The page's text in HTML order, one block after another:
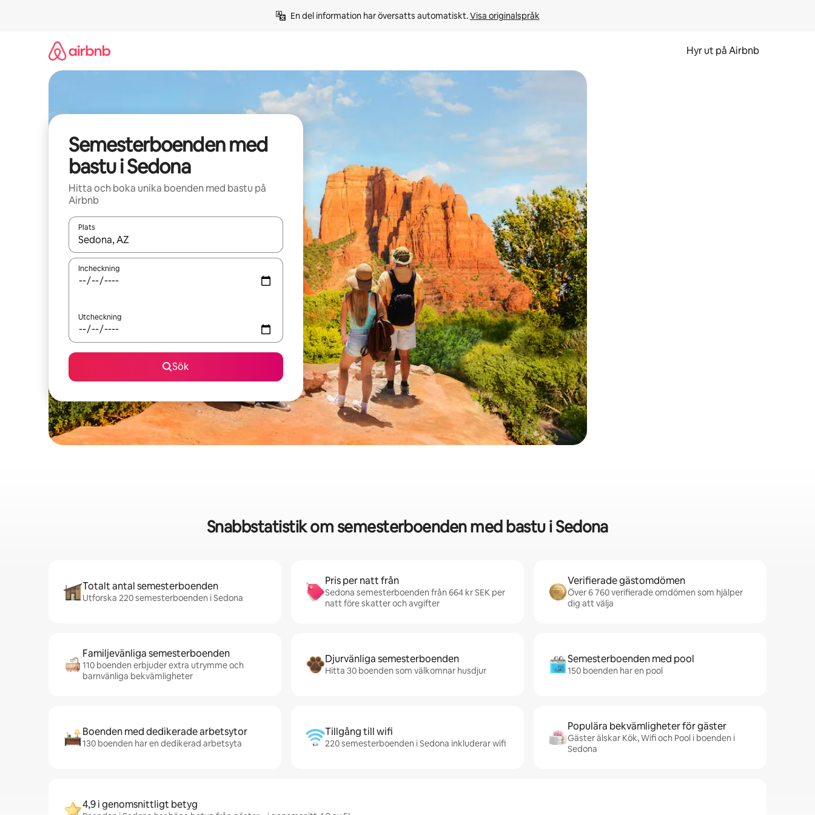
En del information har översatts automatiskt. Visa originalspråk
Hyr ut på Airbnb
Semesterboenden med
bastu i Sedona
Hitta och boka unika boenden med bastu på
Airbnb
Plats
När resultaten är tillgängliga kan du navigera med upp- och nedåtpilarna eller utforska genom att trycka eller svepa.
Incheckning
Utcheckning
Sök
Snabbstatistik om semesterboenden med bastu i Sedona
Totalt antal semesterboenden
Utforska 220 semesterboenden i Sedona
Pris per natt från
Sedona semesterboenden från 664 kr SEK per
natt före skatter och avgifter
Verifierade gästomdömen
Över 6 760 verifierade omdömen som hjälper
dig att välja
Familjevänliga semesterboenden
110 boenden erbjuder extra utrymme och
barnvänliga bekvämligheter
Djurvänliga semesterboenden
Hitta 30 boenden som välkomnar husdjur
Semesterboenden med pool
150 boenden har en pool
Boenden med dedikerade arbetsytor
130 boenden har en dedikerad arbetsyta
Tillgång till wifi
220 semesterboenden i Sedona inkluderar wifi
Populära bekvämligheter för gäster
Gäster älskar Kök, Wifi och Pool i boenden i
Sedona
4,9 i genomsnittligt betyg